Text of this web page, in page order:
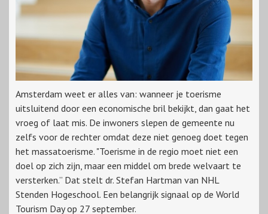
Amsterdam weet er alles van: wanneer je toerisme
uitsluitend door een economische bril bekijkt, dan gaat het
vroeg of laat mis. De inwoners slepen de gemeente nu
zelfs voor de rechter omdat deze niet genoeg doet tegen
het massatoerisme. "Toerisme in de regio moet niet een
doel op zich zijn, maar een middel om brede welvaart te
versterken.” Dat stelt dr. Stefan Hartman van NHL
Stenden Hogeschool. Een belangrijk signaal op de World
Tourism Day op 27 september.